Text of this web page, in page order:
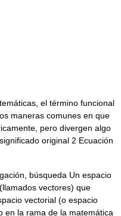
el término funcional
maneras comunes en que
pero divergen algo
original 2 Ecuación
búsqueda Un espacio
vectores) que
vectorial (o espacio
en la rama de la matemática